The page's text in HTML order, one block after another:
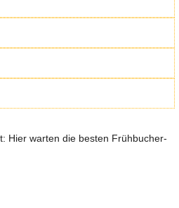
Hier warten die besten Frühbucher-